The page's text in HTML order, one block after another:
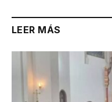
LEER MÁS